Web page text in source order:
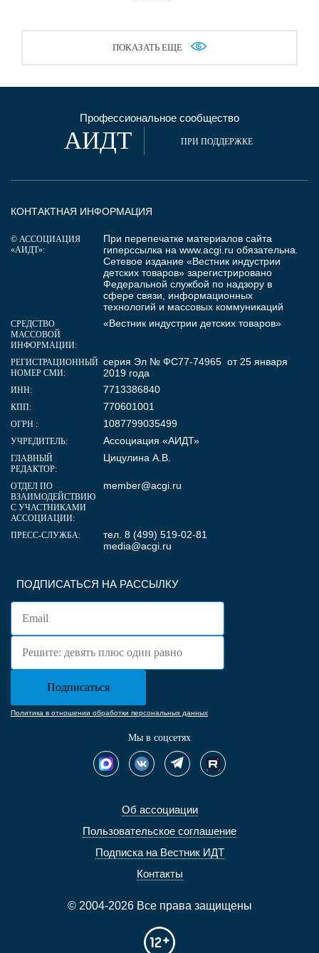
ПОКАЗАТЬ ЕЩЕ
Профессиональное сообщество
АИДТ ПРИ ПОДДЕРЖКЕ
Об ассоциации
Пользовательское соглашение
Подписка на Вестник ИДТ
Контакты
© 2004-2026 Все права защищены
ПОДПИСАТЬСЯ НА РАССЫЛКУ
Политика в отношении обработки персональных данных
Мы в соцсетях
КОНТАКТНАЯ ИНФОРМАЦИЯ
© АССОЦИАЦИЯ
«АИДТ»:
При перепечатке материалов сайта
гиперссылка на www.acgi.ru обязательна.
Сетевое издание «Вестник индустрии
детских товаров» зарегистрировано
Федеральной службой по надзору в
сфере связи, информационных
технологий и массовых коммуникаций
СРЕДСТВО
МАССОВОЙ
ИНФОРМАЦИИ:
«Вестник индустрии детских товаров»
РЕГИСТРАЦИОННЫЙ
НОМЕР СМИ:
серия Эл № ФС77-74965 от 25 января
2019 года
ИНН: 7713386840
КПП: 770601001
ОГРН : 1087799035499
УЧРЕДИТЕЛЬ: Ассоциация «АИДТ»
ГЛАВНЫЙ
РЕДАКТОР:
Цицулина А.В.
ОТДЕЛ ПО
ВЗАИМОДЕЙСТВИЮ
С УЧАСТНИКАМИ
АССОЦИАЦИИ:
member@acgi.ru
ПРЕСС-СЛУЖБА:
тел. 8 (499) 519-02-81
media@acgi.ru